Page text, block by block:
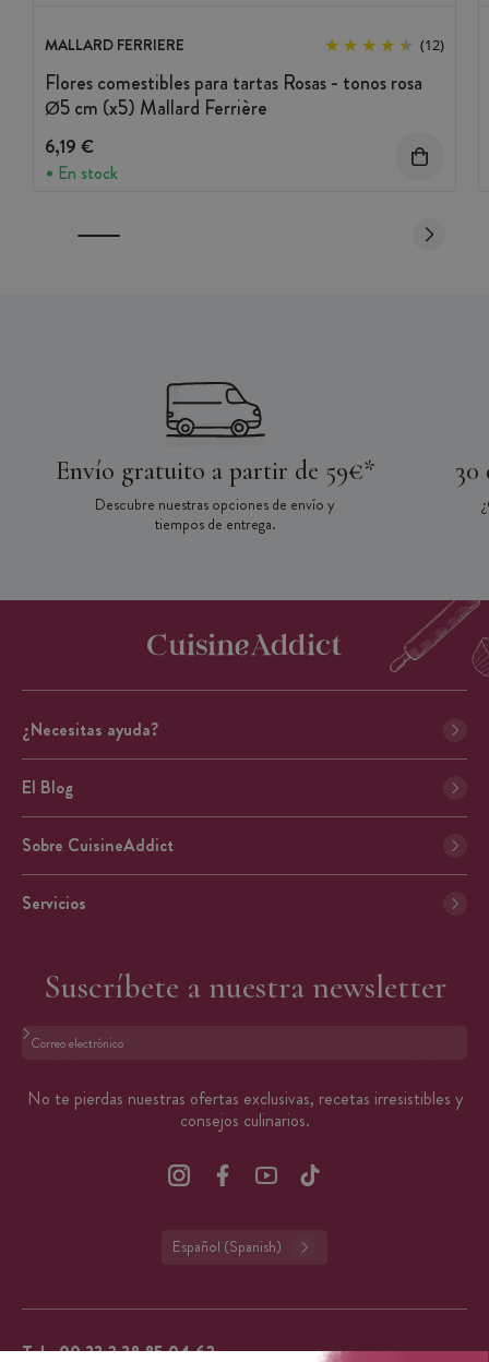
MALLARD FERRIERE (12)
Flores comestibles para tartas Rosas - tonos rosa
Ø5 cm (x5) Mallard Ferrière
6,19 €
En stock
Envío gratuito a partir de 59€*
Descubre nuestras opciones de envío y
tiempos de entrega.
30
¿Necesitas ayuda?
El Blog
Sobre CuisineAddict
Servicios
Suscríbete a nuestra newsletter
Formato: dirección@email.com
No te pierdas nuestras ofertas exclusivas, recetas irresistibles y
consejos culinarios.
Español (Spanish)
Tel.:00 33 2 38 85 04 62